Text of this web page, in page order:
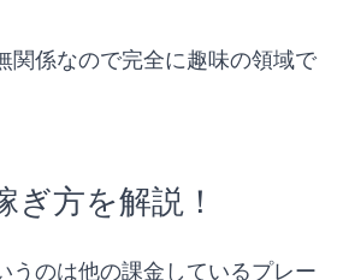
関係なので完全に趣味の領域で
方を解説！
うのは他の課金しているプレー